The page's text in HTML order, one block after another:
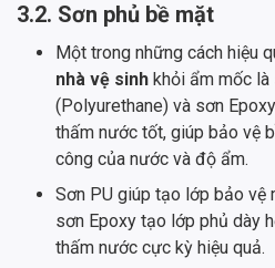
3.2. Sơn phủ bề mặt
Một trong những cách hiệu
nhà vệ sinh khỏi ẩm mốc là
(Polyurethane) và sơn
thấm nước tốt, giúp bảo vệ
công của nước và độ ẩm.
Sơn PU giúp tạo lớp bảo vệ
sơn Epoxy tạo lớp phủ dày
thấm nước cực kỳ hiệu quả.